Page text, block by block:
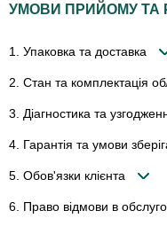
УМОВИ ПРИЙОМУ ТА
1. Упаковка та доставка
2. Стан та комплектація
3. Діагностика та
4. Гарантія та умови
5. Обов'язки клієнта
6. Право відмови в